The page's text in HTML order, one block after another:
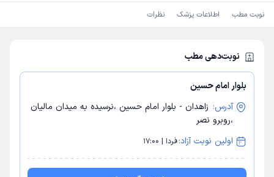
نوبت مطب اطلاعات پزشک نظرات
نوبت‌دهی مطب
بلوار امام حسین
آدرس: زاهدان - بلوار امام حسین ،نرسیده به میدان مالیان
،روبرو نصر
اولین نوبت آزاد:فردا | 17:00